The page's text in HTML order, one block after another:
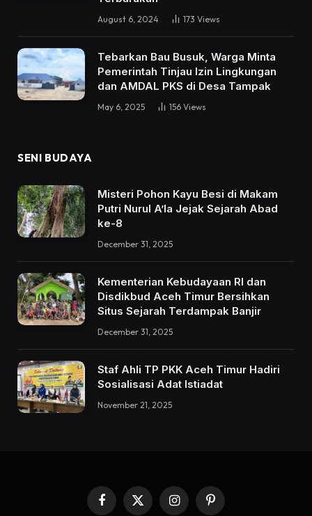
August 6, 2024 173 Views
Tebarkan Bau Busuk, Warga Minta
Pemerintah Tinjau Izin Lingkungan
dan AMDAL PKS di Desa Tampak
May 6, 2025 156 Views
SENI BUDAYA
Misteri Pohon Kayu Besi di Makam
Putri Nurul A’la Jejak Sejarah Abad
ke-8
December 31, 2025
Kementerian Kebudayaan RI dan
Disdikbud Aceh Timur Bersihkan
Situs Sejarah Terdampak Banjir
December 31, 2025
Staf Ahli TP PKK Aceh Timur Hadiri
Sosialisasi Adat Istiadat
November 21, 2025
Facebook
X
InstagramPinterest